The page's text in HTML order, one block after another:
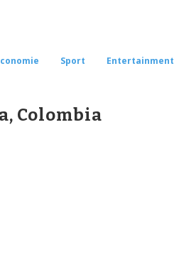
Sport Entertainment
Colombia